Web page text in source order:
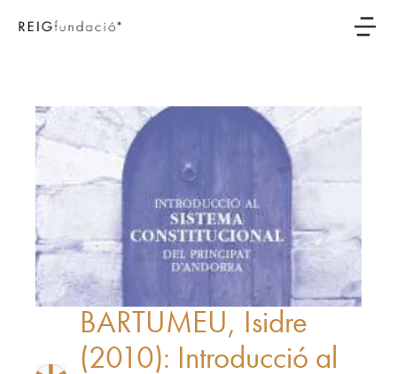
BARTUMEU, Isidre
(2010): Introducció al